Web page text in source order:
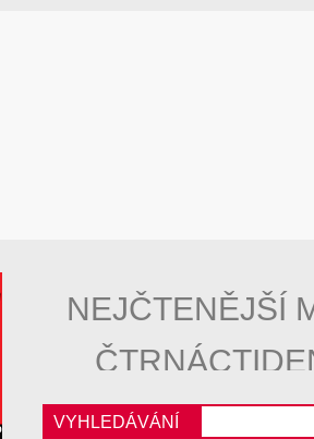
NEJČTENĚJŠÍ
VYHLEDÁVÁNÍ